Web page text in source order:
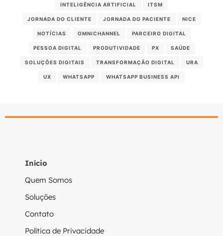
INTELIGÊNCIA ARTIFICIAL ITSM
JORNADA DO CLIENTE JORNADA DO PACIENTE NICE
NOTÍCIAS OMNICHANNEL PARCEIRO DIGITAL
PESSOA DIGITAL PRODUTIVIDADE PX SAÚDE
SOLUÇÕES DIGITAIS TRANSFORMAÇÃO DIGITAL URA
UX WHATSAPP WHATSAPP BUSINESS API
Início
Quem Somos
Soluções
Contato
Política de Privacidade